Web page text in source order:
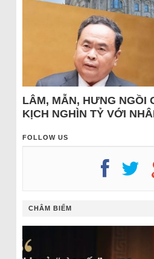
LÂM, MẪN, HƯNG NGỒI
KỊCH NGHÌN TỶ VỚI
FOLLOW US
CHÂM BIẾM